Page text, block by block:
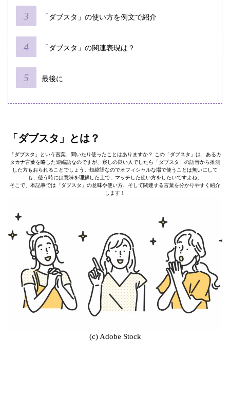
「ダブスタ」の使い方を例文で紹介
「ダブスタ」の関連表現は？
最後に
「ダブスタ」とは？
「ダブスタ」という言葉、聞いたり使ったことはありますか？ この「ダブスタ」は、あるカ
タカナ言葉を略した短縮語なのですが、察しの良い人でしたら「ダブスタ」の語音から推測
した方もおられることでしょう。短縮語なのでオフィシャルな場で使うことは無いにして
も、使う時には意味を理解した上で、マッチした使い方をしたいですよね。
そこで、本記事では「ダブスタ」の意味や使い方、そして関連する言葉を分かりやすく紹介
します！
(c) Adobe Stock